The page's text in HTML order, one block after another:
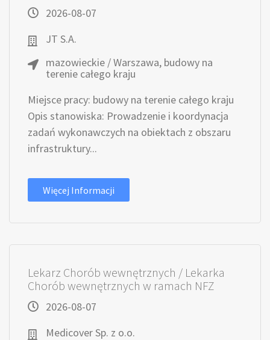
2026-08-07
JT S.A.
mazowieckie / Warszawa, budowy na
terenie całego kraju
Miejsce pracy: budowy na terenie całego kraju
Opis stanowiska: Prowadzenie i koordynacja
zadań wykonawczych na obiektach z obszaru
infrastruktury...
Więcej Informacji
Lekarz Chorób wewnętrznych / Lekarka
Chorób wewnętrznych w ramach NFZ
2026-08-07
Medicover Sp. z o.o.